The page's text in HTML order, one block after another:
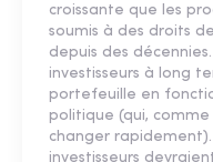
croissante que les
soumis à des droits
depuis des
investisseurs à long
portefeuille en
politique (qui,
changer
investisseurs